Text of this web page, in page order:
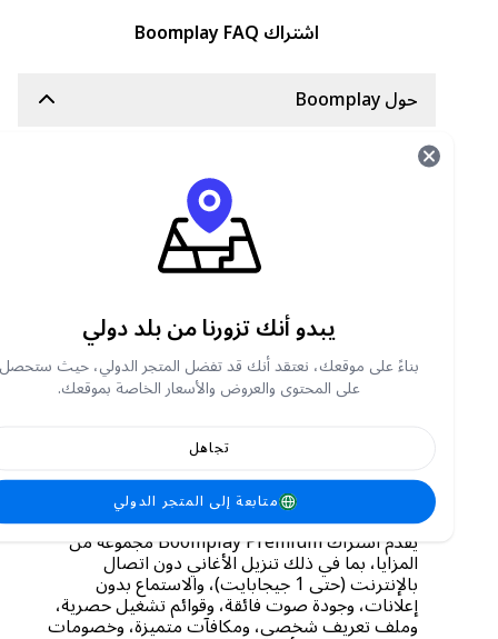
اشتراك Boomplay FAQ
2015، يتيح لعشاق الموسيقى الوصول إلى مكتبة تضم
أكثر من 100 مليون أغنية، تشمل مجموعة غنية من
الأغاني الأفريقية والعالمية، متاحة للاستماع المباشر
والتحميل دون اتصال بالإنترنت. يوفر التطبيق خيارين:
مجاني مع ميزات مدفوعة، ومدفوع.
هل يمكن استخدام Boomplay أثناء عدم الاتصال
بالإنترنت؟
بالتأكيد، يمكنك تنزيل الأغاني للاستماع إليها دون
اتصال بالإنترنت، بشرط أن يكون لديك اشتراك
Premium نشط.
ما هو الفرق بين Boomplay Premium والنسخة
المجانية؟
يقدم اشتراك Boomplay Premium مجموعة من
المزايا، بما في ذلك تنزيل الأغاني دون اتصال
بالإنترنت (حتى 1 جيجابايت)، والاستماع بدون
إعلانات، وجودة صوت فائقة، وقوائم تشغيل حصرية،
وملف تعريف شخصي، ومكافآت متميزة، وخصومات
يبدو أنك تزورنا من بلد دولي
بناءً على موقعك، نعتقد أنك قد تفضل المتجر الدولي، حيث ستحصل
على المحتوى والعروض والأسعار الخاصة بموقعك.
متابعة إلى المتجر الدولي